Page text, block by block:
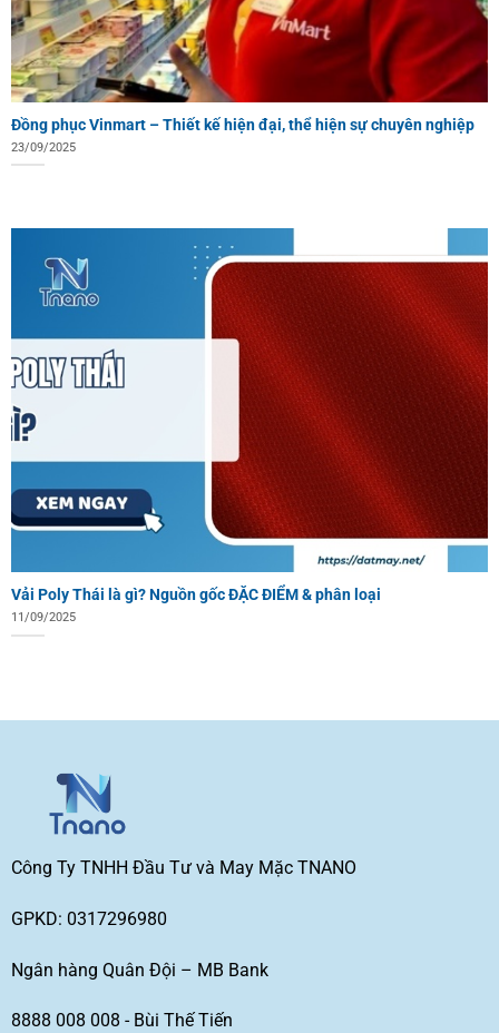
Đồng phục Vinmart – Thiết kế hiện đại, thể hiện sự chuyên nghiệp
23/09/2025
Vải Poly Thái là gì? Nguồn gốc ĐẶC ĐIỂM & phân loại
11/09/2025
Công Ty TNHH Đầu Tư và May Mặc TNANO
GPKD: 0317296980
Ngân hàng Quân Đội – MB Bank
8888 008 008 - Bùi Thế Tiến